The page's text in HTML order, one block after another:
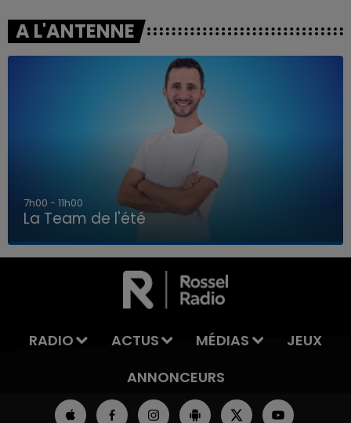
LA TEAM DE L'ÉTÉ
A L'ANTENNE
7h00 - 11h00
La Team de l'été
RADIO ACTUS MÉDIAS
JEUX
ANNONCEURS